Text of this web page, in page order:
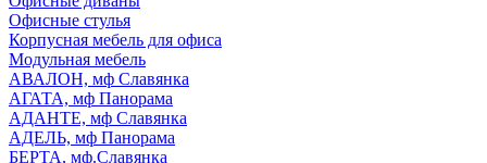
Офисные стулья
Корпусная мебель для офиса
Модульная мебель
АВАЛОН, мф Славянка
АГАТА, мф Панорама
АДАНТЕ, мф Славянка
АДЕЛЬ, мф Панорама
БЕРТА, мф.Славянка